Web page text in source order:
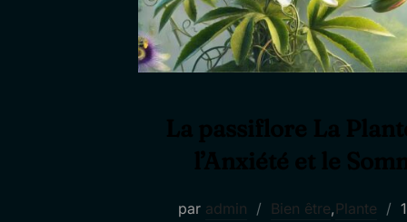
par admin Bien être, Plante